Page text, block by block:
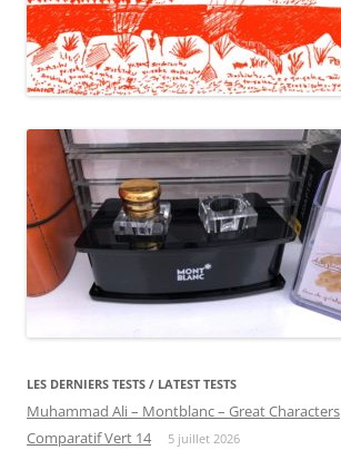
LES DERNIERS TESTS / LATEST TESTS
Muhammad Ali – Montblanc – Great Characters
Comparatif Vert 14 5 juillet 2026